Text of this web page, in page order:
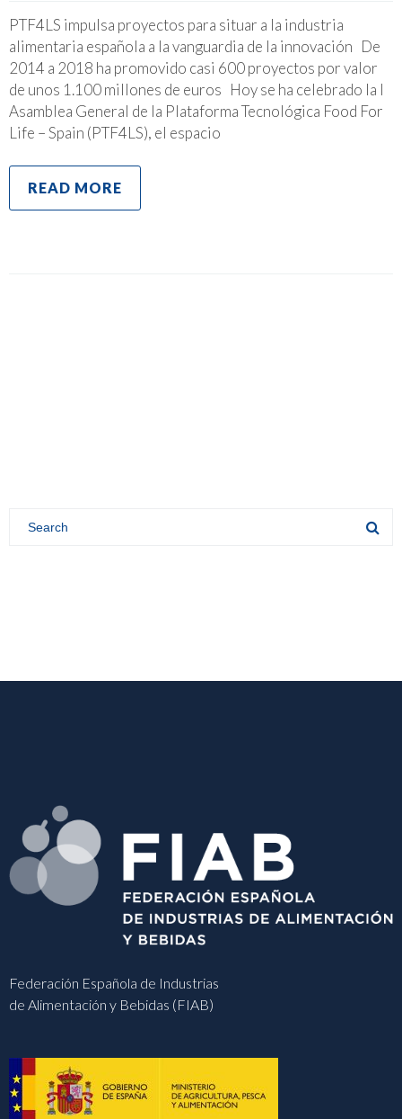
PTF4LS impulsa proyectos para situar a la industria
alimentaria española a la vanguardia de la innovación De
2014 a 2018 ha promovido casi 600 proyectos por valor
de unos 1.100 millones de euros Hoy se ha celebrado la I
Asamblea General de la Plataforma Tecnológica Food For
Life – Spain (PTF4LS), el espacio
READ MORE
Federación Española de Industrias
de Alimentación y Bebidas (FIAB)